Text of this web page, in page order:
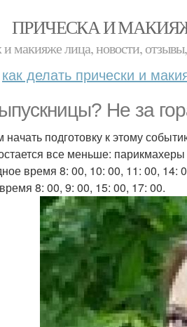
ПРИЧЕСКА И
макияже лица, новости,
как делать прически и
Не за
подготовку к этому
все меньше:
время 8: 00, 10: 00, 11: 00, 14:
8: 00, 9: 00, 15: 00, 17: 00.